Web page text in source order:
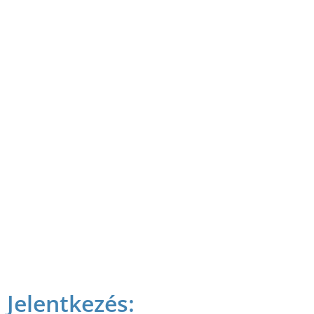
Jelentkezés: